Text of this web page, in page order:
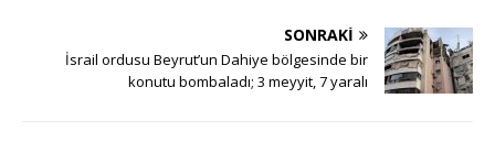
SONRAKI
İsrail ordusu Beyrut’un Dahiye bölgesinde bir
konutu bombaladı; 3 meyyit, 7 yaralı